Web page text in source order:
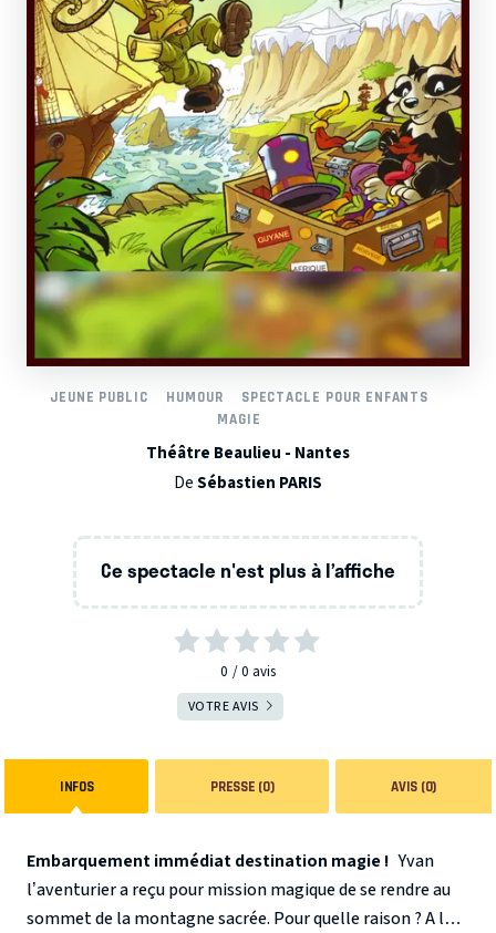
JEUNE PUBLIC HUMOUR
SPECTACLE POUR ENFANTS
MAGIE
Théâtre Beaulieu - Nantes
DeSébastien PARIS
Ce spectacle n'est plus à l’affiche
0 0 avis
VOTRE AVIS
INFOS PRESSE (0) AVIS (0)
Embarquement immédiat destination magie ! Yvan
l’aventurier a reçu pour mission magique de se rendre au
sommet de la montagne sacrée. Pour quelle raison ? A lui